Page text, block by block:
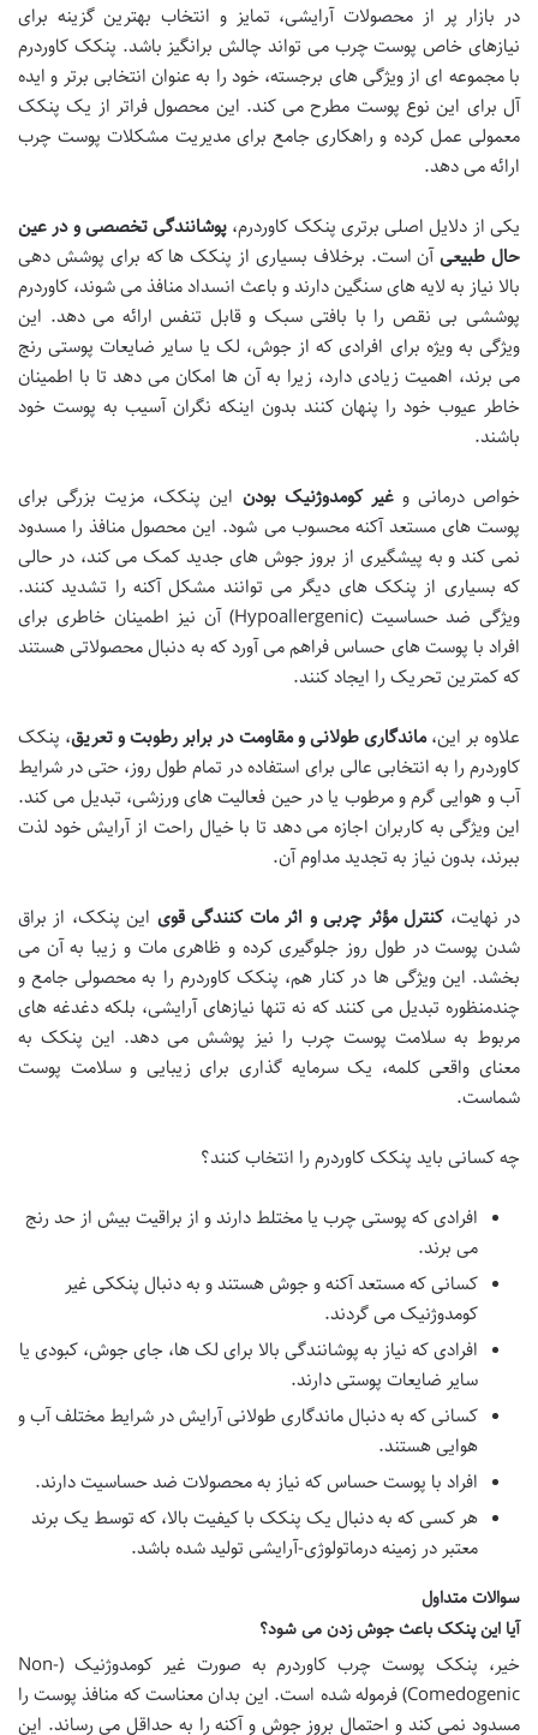
در بازار پر از محصولات آرایشی، تمایز و انتخاب بهترین گزینه برای
نیازهای خاص پوست چرب می تواند چالش برانگیز باشد. پنکک کاوردرم
با مجموعه ای از ویژگی های برجسته، خود را به عنوان انتخابی برتر و ایده
آل برای این نوع پوست مطرح می کند. این محصول فراتر از یک پنکک
معمولی عمل کرده و راهکاری جامع برای مدیریت مشکلات پوست چرب
ارائه می دهد.
یکی از دلایل اصلی برتری پنکک کاوردرم، پوشانندگی تخصصی و در عین
حال طبیعیآن است. برخلاف بسیاری از پنکک ها که برای پوشش دهی
بالا نیاز به لایه های سنگین دارند و باعث انسداد منافذ می شوند، کاوردرم
پوششی بی نقص را با بافتی سبک و قابل تنفس ارائه می دهد. این
ویژگی به ویژه برای افرادی که از جوش، لک یا سایر ضایعات پوستی رنج
می برند، اهمیت زیادی دارد، زیرا به آن ها امکان می دهد تا با اطمینان
خاطر عیوب خود را پنهان کنند بدون اینکه نگران آسیب به پوست خود
باشند.
خواص درمانی وغیر کومدوژنیک بودن این پنکک، مزیت بزرگی برای
پوست های مستعد آکنه محسوب می شود. این محصول منافذ را مسدود
نمی کند و به پیشگیری از بروز جوش های جدید کمک می کند، در حالی
که بسیاری از پنکک های دیگر می توانند مشکل آکنه را تشدید کنند.
ویژگی ضد حساسیت (Hypoallergenic) آن نیز اطمینان خاطری برای
افراد با پوست های حساس فراهم می آورد که به دنبال محصولاتی هستند
که کمترین تحریک را ایجاد کنند.
علاوه بر این،ماندگاری طولانی و مقاومت در برابر رطوبت و تعریق، پنکک
کاوردرم را به انتخابی عالی برای استفاده در تمام طول روز، حتی در شرایط
آب و هوایی گرم و مرطوب یا در حین فعالیت های ورزشی، تبدیل می کند.
این ویژگی به کاربران اجازه می دهد تا با خیال راحت از آرایش خود لذت
ببرند، بدون نیاز به تجدید مداوم آن.
در نهایت،کنترل مؤثر چربی و اثر مات کنندگی قوی این پنکک، از براق
شدن پوست در طول روز جلوگیری کرده و ظاهری مات و زیبا به آن می
بخشد. این ویژگی ها در کنار هم، پنکک کاوردرم را به محصولی جامع و
چندمنظوره تبدیل می کنند که نه تنها نیازهای آرایشی، بلکه دغدغه های
مربوط به سلامت پوست چرب را نیز پوشش می دهد. این پنکک به
معنای واقعی کلمه، یک سرمایه گذاری برای زیبایی و سلامت پوست
شماست.
چه کسانی باید پنکک کاوردرم را انتخاب کنند؟
افرادی که پوستی چرب یا مختلط دارند و از براقیت بیش از حد رنج
می برند.
کسانی که مستعد آکنه و جوش هستند و به دنبال پنککی غیر
کومدوژنیک می گردند.
افرادی که نیاز به پوشانندگی بالا برای لک ها، جای جوش، کبودی یا
سایر ضایعات پوستی دارند.
کسانی که به دنبال ماندگاری طولانی آرایش در شرایط مختلف آب و
هوایی هستند.
افراد با پوست حساس که نیاز به محصولات ضد حساسیت دارند.
هر کسی که به دنبال یک پنکک با کیفیت بالا، که توسط یک برند
معتبر در زمینه درماتولوژی-آرایشی تولید شده باشد.
سوالات متداول
آیا این پنکک باعث جوش زدن می شود؟
خیر، پنکک پوست چرب کاوردرم به صورت غیر کومدوژنیک (Non-
Comedogenic) فرموله شده است. این بدان معناست که منافذ پوست را
مسدود نمی کند و احتمال بروز جوش و آکنه را به حداقل می رساند. این